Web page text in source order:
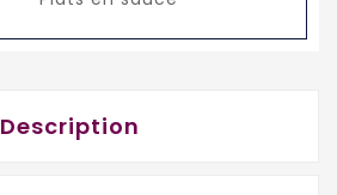
Description